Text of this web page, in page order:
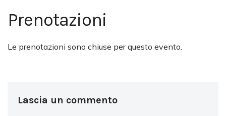
Prenotazioni
Le prenotazioni sono chiuse per questo evento.
Lascia un commento